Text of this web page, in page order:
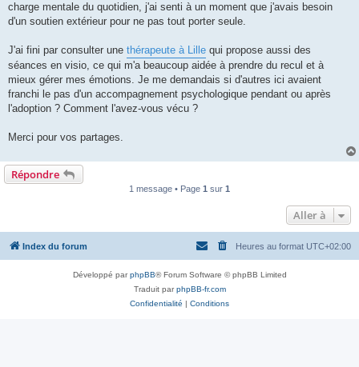
l
u
charge mentale du quotidien, j'ai senti à un moment que j'avais besoin
d'un soutien extérieur pour ne pas tout porter seule.
J'ai fini par consulter une thérapeute à Lille qui propose aussi des
séances en visio, ce qui m'a beaucoup aidée à prendre du recul et à
mieux gérer mes émotions. Je me demandais si d'autres ici avaient
franchi le pas d'un accompagnement psychologique pendant ou après
l'adoption ? Comment l'avez-vous vécu ?
Merci pour vos partages.
Répondre
1 message • Page 1 sur 1
Aller à
Index du forum Heures au format UTC+02:00
Développé parphpBB® Forum Software © phpBB Limited
Traduit parphpBB-fr.com
Confidentialité | Conditions